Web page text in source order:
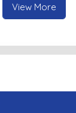
View More